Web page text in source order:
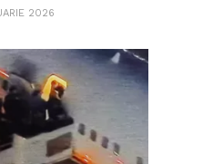
2026